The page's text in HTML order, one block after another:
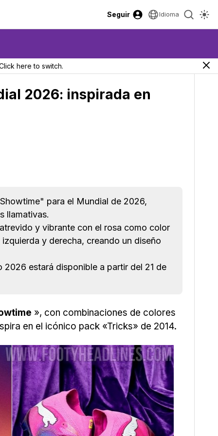
Seguir Idioma
here to switch.
2026: inspirada en
para el Mundial de 2026,
llamativas.
y vibrante con el rosa como color
y derecha, creando un diseño
estará disponible a partir del 21 de
», con combinaciones de colores
en el icónico pack «Tricks» de 2014.